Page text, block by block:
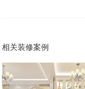
相关装修案例